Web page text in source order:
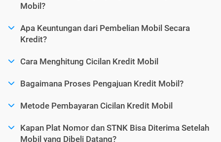
Mobil?
Apa Keuntungan dari Pembelian Mobil Secara
Kredit?
Cara Menghitung Cicilan Kredit Mobil
Bagaimana Proses Pengajuan Kredit Mobil?
Metode Pembayaran Cicilan Kredit Mobil
Kapan Plat Nomor dan STNK Bisa Diterima Setelah
Mobil yang Dibeli Datang?